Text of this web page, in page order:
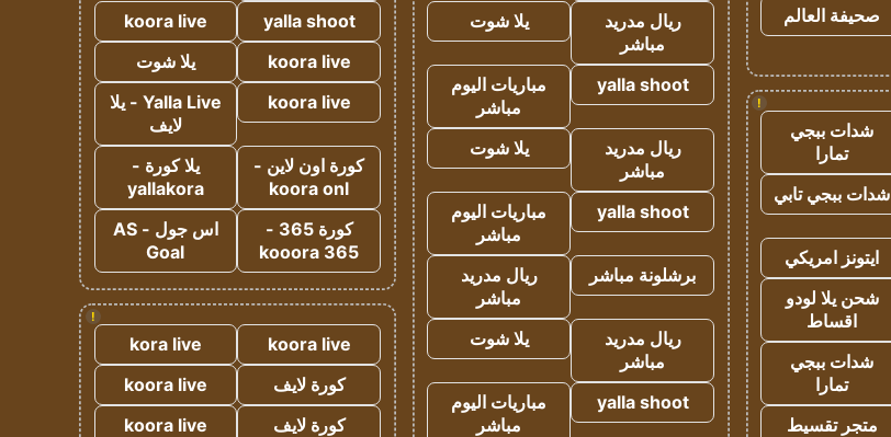
صحيفة العالم
!
شدات ببجي
تمارا
شدات ببجي تابي
ايتونز امريكي
شحن يلا لودو
اقساط
شدات ببجي
تمارا
متجر تقسيط
ريال مدريد
مباشر
يلا شوت
yalla shoot
مباريات اليوم
مباشر
ريال مدريد
مباشر
يلا شوت
yalla shoot
مباريات اليوم
مباشر
برشلونة مباشر
ريال مدريد
مباشر
ريال مدريد
مباشر
يلا شوت
yalla shoot
مباريات اليوم
مباشر
yalla shoot
koora live
koora live
يلا شوت
koora live
Yalla Live - يلا
لايف
كورة اون لاين -
koora onl
يلا كورة -
yallakora
كورة 365 -
kooora 365
اس جول - AS
Goal
!
koora live
kora live
كورة لايف
koora live
كورة لايف
koora live